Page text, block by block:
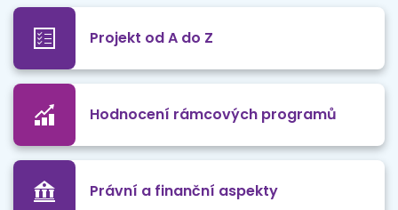
Projekt od A do Z
Hodnocení rámcových programů
Právní a finanční aspekty